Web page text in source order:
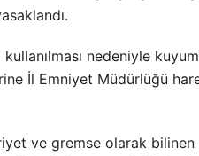
kullanılması nedeniyle
İl Emniyet Müdürlüğü
ve gremse olarak